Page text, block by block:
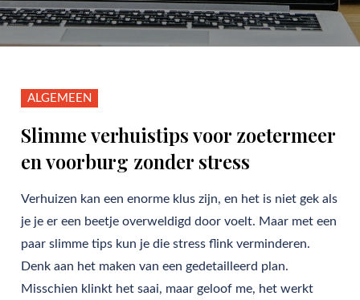
ALGEMEEN
Slimme verhuistips voor zoetermeer
en voorburg zonder stress
Verhuizen kan een enorme klus zijn, en het is niet gek als
je je er een beetje overweldigd door voelt. Maar met een
paar slimme tips kun je die stress flink verminderen.
Denk aan het maken van een gedetailleerd plan.
Misschien klinkt het saai, maar geloof me, het werkt